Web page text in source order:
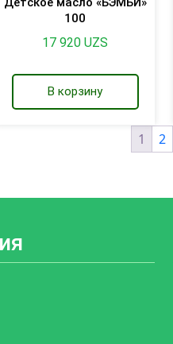
100
17 920UZS
В корзину
1 2